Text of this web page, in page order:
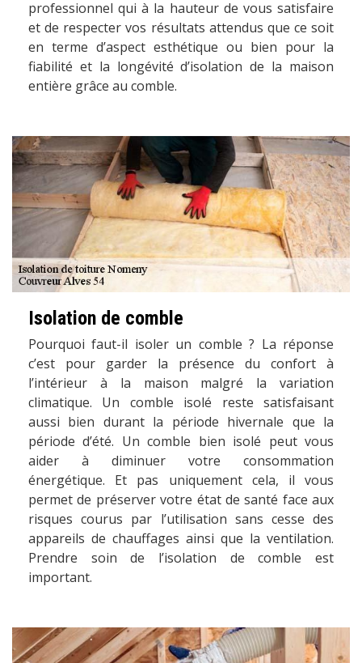
professionnel qui à la hauteur de vous satisfaire
et de respecter vos résultats attendus que ce soit
en terme d’aspect esthétique ou bien pour la
fiabilité et la longévité d’isolation de la maison
entière grâce au comble.
Isolation de comble
Pourquoi faut-il isoler un comble ? La réponse
c’est pour garder la présence du confort à
l’intérieur à la maison malgré la variation
climatique. Un comble isolé reste satisfaisant
aussi bien durant la période hivernale que la
période d’été. Un comble bien isolé peut vous
aider à diminuer votre consommation
énergétique. Et pas uniquement cela, il vous
permet de préserver votre état de santé face aux
risques courus par l’utilisation sans cesse des
appareils de chauffages ainsi que la ventilation.
Prendre soin de l’isolation de comble est
important.